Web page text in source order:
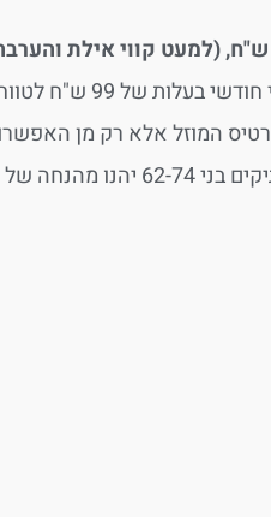
המוזל אלא רק מן האפשרות